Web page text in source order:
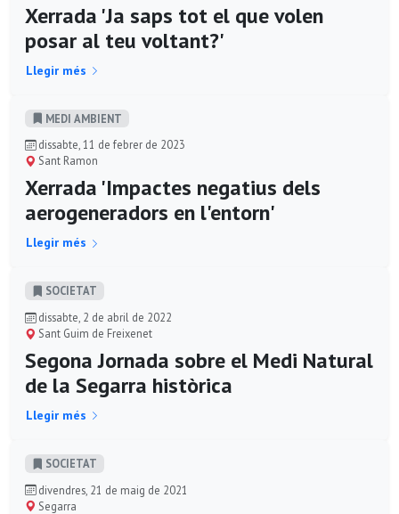
Xerrada 'Ja saps tot el que volen
posar al teu voltant?'
Llegir més
MEDI AMBIENT
dissabte, 11 de febrer de 2023
Sant Ramon
Xerrada 'Impactes negatius dels
aerogeneradors en l'entorn'
Llegir més
SOCIETAT
dissabte, 2 de abril de 2022
Sant Guim de Freixenet
Segona Jornada sobre el Medi Natural
de la Segarra històrica
Llegir més
SOCIETAT
divendres, 21 de maig de 2021
Segarra